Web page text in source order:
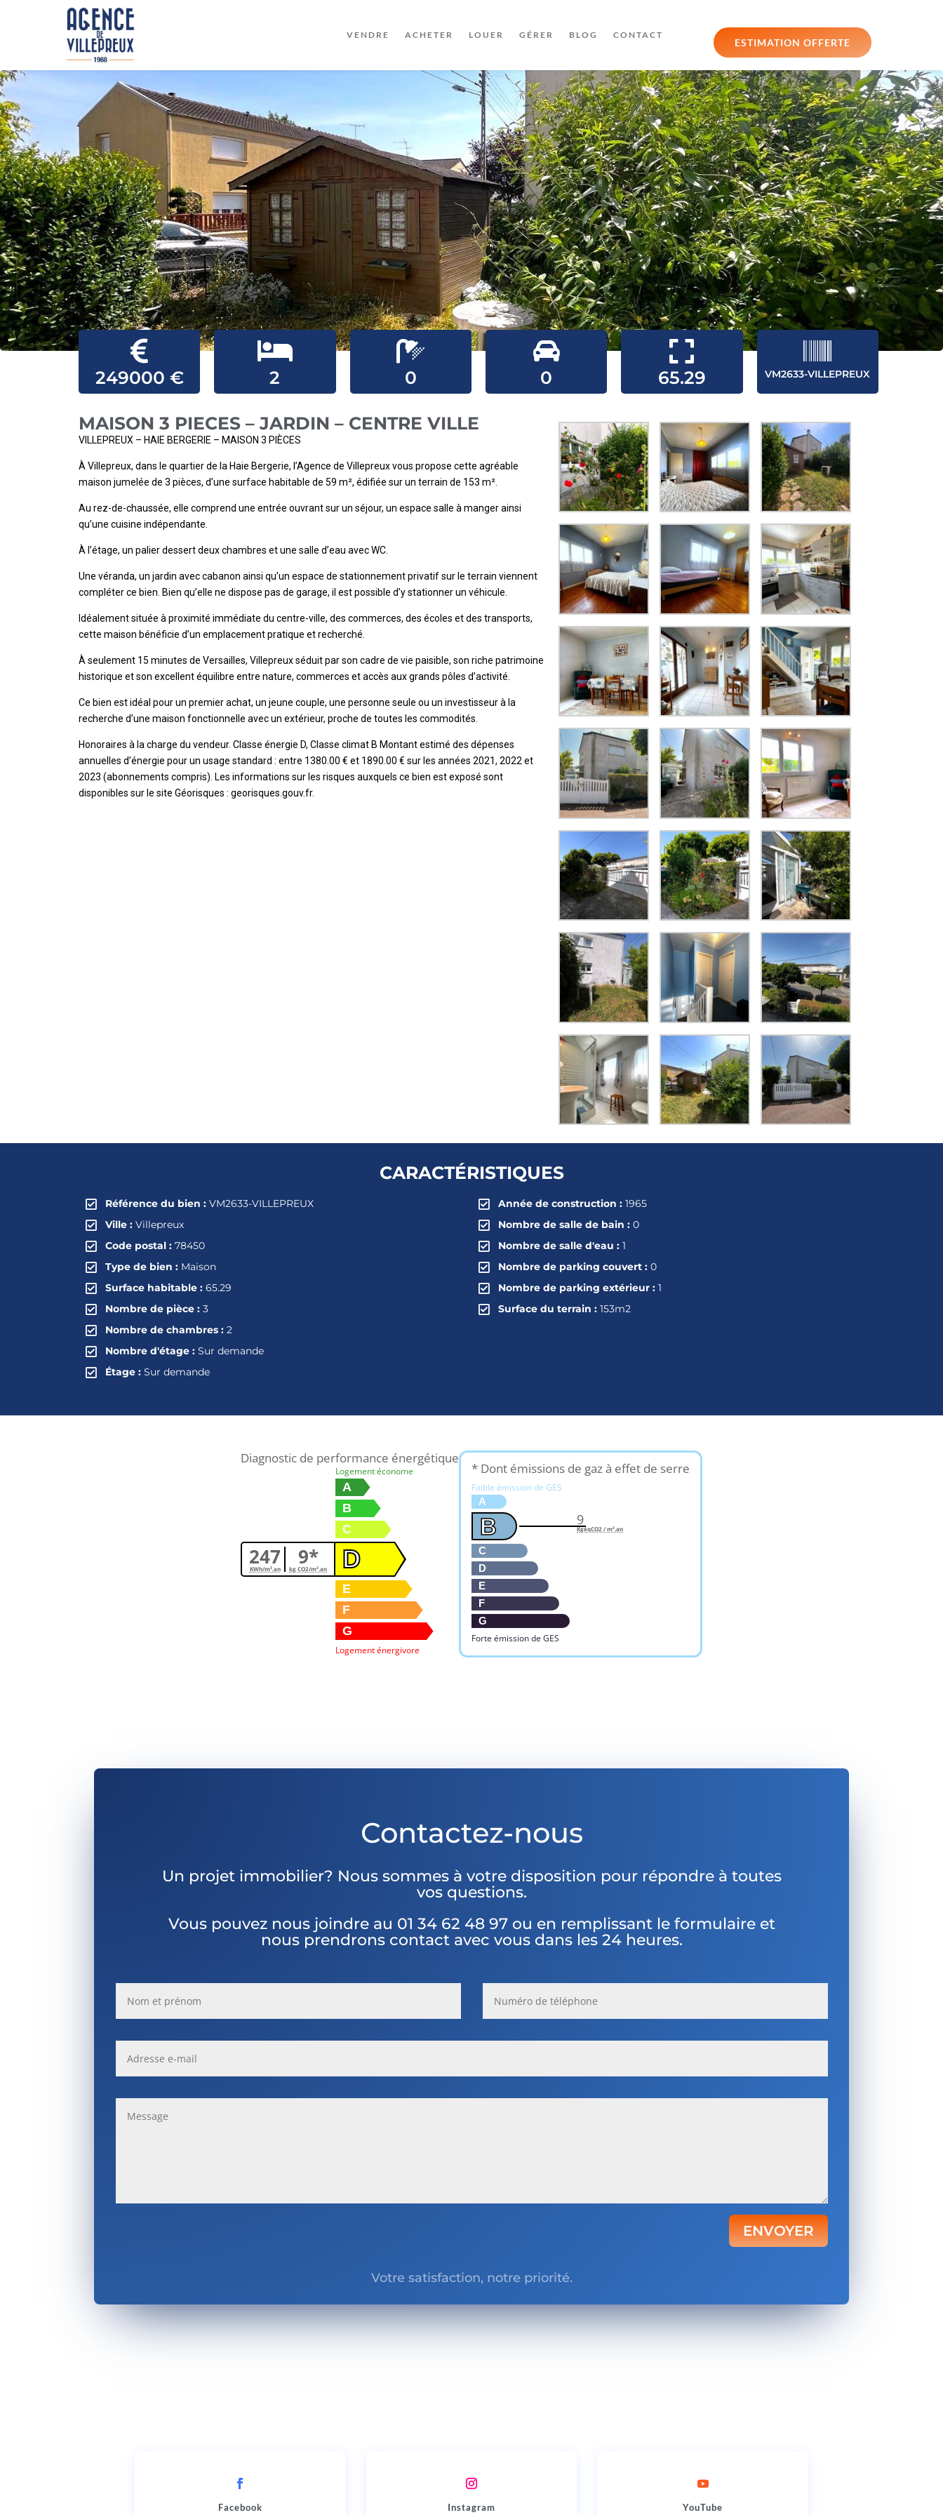
VENDRE ACHETER LOUER GÉRER BLOG CONTACT
ESTIMATION OFFERTE
249000 € 2 0 0 65.29 VM2633-VILLEPREUX
MAISON 3 PIECES – JARDIN – CENTRE VILLE
VILLEPREUX – HAIE BERGERIE – MAISON 3 PIÈCES
À Villepreux, dans le quartier de la Haie Bergerie, l’Agence de Villepreux vous propose cette agréable
maison jumelée de 3 pièces, d’une surface habitable de 59 m², édifiée sur un terrain de 153 m².
Au rez-de-chaussée, elle comprend une entrée ouvrant sur un séjour, un espace salle à manger ainsi
qu’une cuisine indépendante.
À l’étage, un palier dessert deux chambres et une salle d’eau avec WC.
Une véranda, un jardin avec cabanon ainsi qu’un espace de stationnement privatif sur le terrain viennent
compléter ce bien. Bien qu’elle ne dispose pas de garage, il est possible d’y stationner un véhicule.
Idéalement située à proximité immédiate du centre-ville, des commerces, des écoles et des transports,
cette maison bénéficie d’un emplacement pratique et recherché.
À seulement 15 minutes de Versailles, Villepreux séduit par son cadre de vie paisible, son riche patrimoine
historique et son excellent équilibre entre nature, commerces et accès aux grands pôles d’activité.
Ce bien est idéal pour un premier achat, un jeune couple, une personne seule ou un investisseur à la
recherche d’une maison fonctionnelle avec un extérieur, proche de toutes les commodités.
Honoraires à la charge du vendeur. Classe énergie D, Classe climat B Montant estimé des dépenses
annuelles d’énergie pour un usage standard : entre 1380.00 € et 1890.00 € sur les années 2021, 2022 et
2023 (abonnements compris). Les informations sur les risques auxquels ce bien est exposé sont
disponibles sur le site Géorisques : georisques.gouv.fr.
CARACTÉRISTIQUES
Référence du bien : VM2633-VILLEPREUX
Ville : Villepreux
Code postal : 78450
Type de bien : Maison
Surface habitable : 65.29
Nombre de pièce : 3
Nombre de chambres : 2
Nombre d'étage : Sur demande
Étage : Sur demande
Année de construction : 1965
Nombre de salle de bain : 0
Nombre de salle d'eau : 1
Nombre de parking couvert : 0
Nombre de parking extérieur : 1
Surface du terrain : 153m2
Diagnostic de performance énergétique
247
KWh/m².an 9*
kg CO2/m².an
Logement économe
A
B
C
D
E
F
G
Logement énergivore
* Dont émissions de gaz à effet de serre
Faible émission de GES
A
B
C
D
E
F
G
Forte émission de GES
9
KgéqCO2 / m².an
Contactez-nous
Un projet immobilier? Nous sommes à votre disposition pour répondre à toutes
vos questions.
Vous pouvez nous joindre au 01 34 62 48 97 ou en remplissant le formulaire et
nous prendrons contact avec vous dans les 24 heures.
ENVOYER
Votre satisfaction, notre priorité.
Facebook Instagram YouTube